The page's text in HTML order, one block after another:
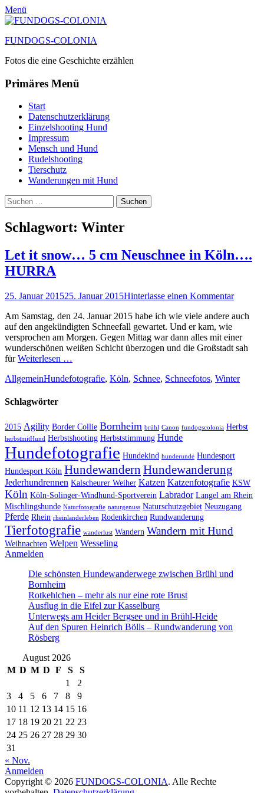
Menü
FUNDOGS-COLONIA
Fotos die eine Geschichte erzählen
Primäres Menü
Zum
Inhalt
springen
Start
Datenschutzerklärung
Einzelshooting Hund
Impressum
Mensch und Hund
Rudelshooting
Tierschutz
Wanderungen mit Hund
Suchen
Suche
nach:
Schlagwort: Winter
Let it snow… 5 cm Neuschnee in Köln….
HURRA
Posted
25. Januar 201525. Januar 2015Hinterlasse einen Kommentar
Am Samstag, den 24. Januar 2015 habe ich wie viele andere auch
auf den angekündigten Schneefall gewartet. Und er kam, wie
versprochen am Morgen. Gegen Mittag war dann alles mit einer
wunderschönen weißen Schicht überzogen und die Großstadt sah
fürWeiterlesen …
Kategorien
AllgemeinSchlagworte
Hundefotografie, Köln, Schnee, Schneefotos, Winter
Schlagwörter
2015 Agility Border Collie Bornheim brühl Canon fundogscolonia Herbst
herbstmitHund Herbstshooting Herbststimmung Hunde
Hundefotografie Hundekind hunderunde Hundesport
Hundesport Köln Hundewandern Hundewanderung
Jederhundrennen Kalscheurer Weiher Katzen Katzenfotografie KSW
Köln Köln-Solinger-Windhund-Sportverein Labrador Langel am Rhein
Mischlingshunde Naturfotografie naturgenuss Naturschutzgebiet Neuzugang
Pferde Rhein rheinlanderleben Rodenkirchen Rundwanderung
Tierfotografie wanderlust Wandern Wandern mit Hund
Weihnachten Welpen Wesseling
Anmelden
Die schönsten Hundewanderwege zwischen Brühl und
Bornheim
Rotkehlchen – mehr als nur eine rote Brust
Ausflug in die Eifel zur Kasselburg
Unterwegs am Heider Bergsee und in Brühl-Heide
Auf den Spuren Heinrich Bölls – Rundwanderung von
Rösberg
August 2026
M D M D F S
S
1
2
3
4 5 6 7 8
9
10 11 12 13 14 15 16
17 18 19 20 21 22 23
24 25 26 27 28 29 30
31
« Nov.
Anmelden
Copyright © 2026 FUNDOGS-COLONIA. Alle Rechte